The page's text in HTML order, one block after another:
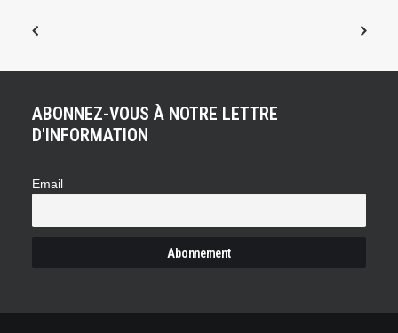
ABONNEZ-VOUS À NOTRE LETTRE
D'INFORMATION
Email